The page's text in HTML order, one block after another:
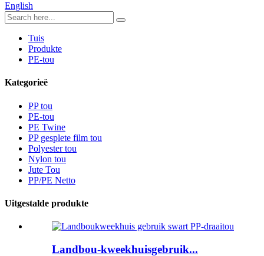
English
Tuis
Produkte
PE-tou
Kategorieë
PP tou
PE-tou
PE Twine
PP gesplete film tou
Polyester tou
Nylon tou
Jute Tou
PP/PE Netto
Uitgestalde produkte
Landbou-kweekhuisgebruik...